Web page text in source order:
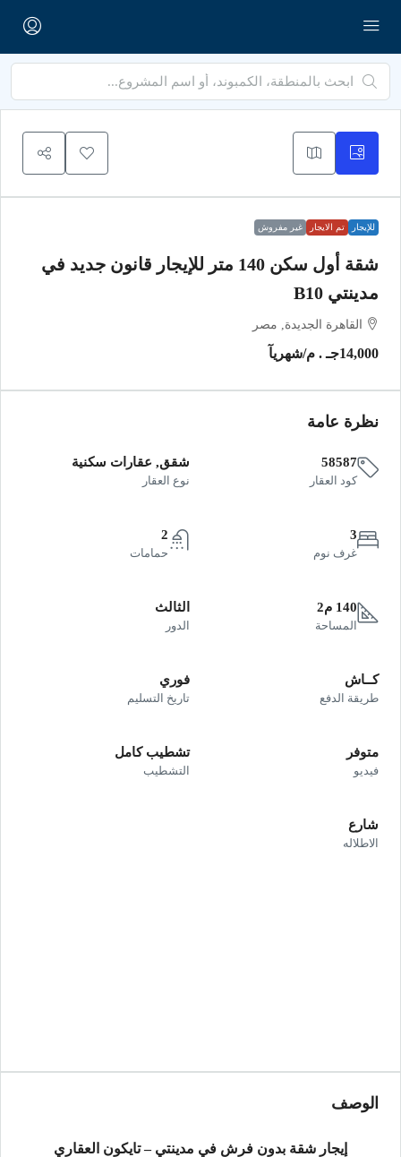
للإيجار تم الايجار غير مفروش
شقة أول سكن 140 متر للإيجار قانون جديد في
مدينتي B10
القاهرة الجديدة, مصر
14,000جـ . م /شهريآ
نظرة عامة
58587
كود العقار
شقق, عقارات سكنية
نوع العقار
3
غرف نوم
2
حمامات
140 م2
المساحة
الثالث
الدور
كــاش
طريقة الدفع
فوري
تاريخ التسليم
متوفر
فيديو
تشطيب كامل
التشطيب
شارع
الاطلاله
الوصف
إيجار شقة بدون فرش في مدينتي – تايكون العقاري